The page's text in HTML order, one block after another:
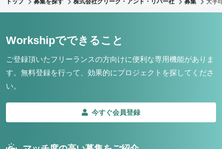
トップ 募集を探す 株式会社クリーク・アンド・リバー社 募集 大手
Workshipでできること
ご登録頂いたフリーランスの方向けに便利な専用機能がありま
す。 無料登録を行って、効果的にプロジェクトを探してくださ
い。
今すぐ会員登録